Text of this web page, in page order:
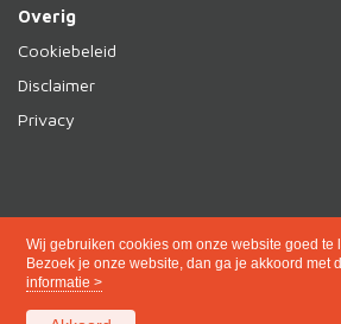
Wij gebruiken cookies om onze website goed te
Bezoek je onze website, dan ga je akkoord met
informatie >
Overig
Cookiebeleid
Disclaimer
Privacy